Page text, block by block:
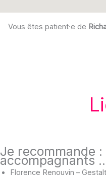
Vous êtes patient·e de
Je recommande :
accompagnants
Florence Renouvin –